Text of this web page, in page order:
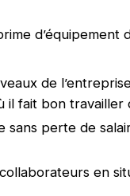
d’équipement
de
il fait bon travailler
sans perte de
en